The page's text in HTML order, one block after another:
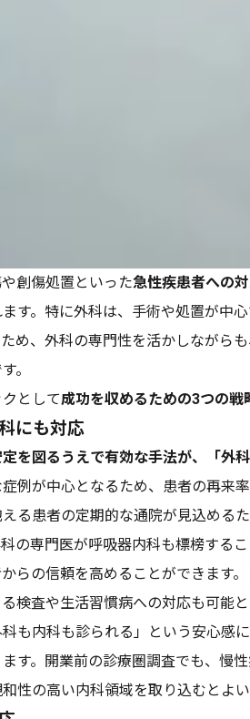
創傷処置といった急性疾患者への
す。特に外科は、手術や処置が中
め、外科の専門性を活かしながら
。
として成功を収めるための3つの戦
にも対応
を図るうえで有効な手法が、「外
例が中心となるため、患者の再来
る患者の定期的な通院が見込める
の専門医が呼吸器内科も標榜する
らの信頼を高めることができます
検査や生活習慣病への対応も可能
も内科も診られる」という安心感
ます。開業前の診療圏調査でも、慢
性の高い内科領域を取り込むとよ